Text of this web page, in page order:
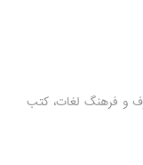
مبتکران بالای 3100 عنوان کتاب در بخش های دایرةالمعارف و فرهنگ ‌لغات، کتب